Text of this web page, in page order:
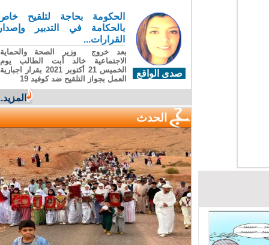
صدى الواقع
الحكومة بحاجة لتلقيح خاص
بالحكامة في التدبير وإصدار
القرارات...
بعد خروج وزير الصحة والحماية
الاجتماعية خالد أبت الطالب يوم
الخميس 21 أكتوبر 2021 بقرار اجبارية
العمل بجواز التلقيح ضد كوفيد 19
المزيد...
الحدث